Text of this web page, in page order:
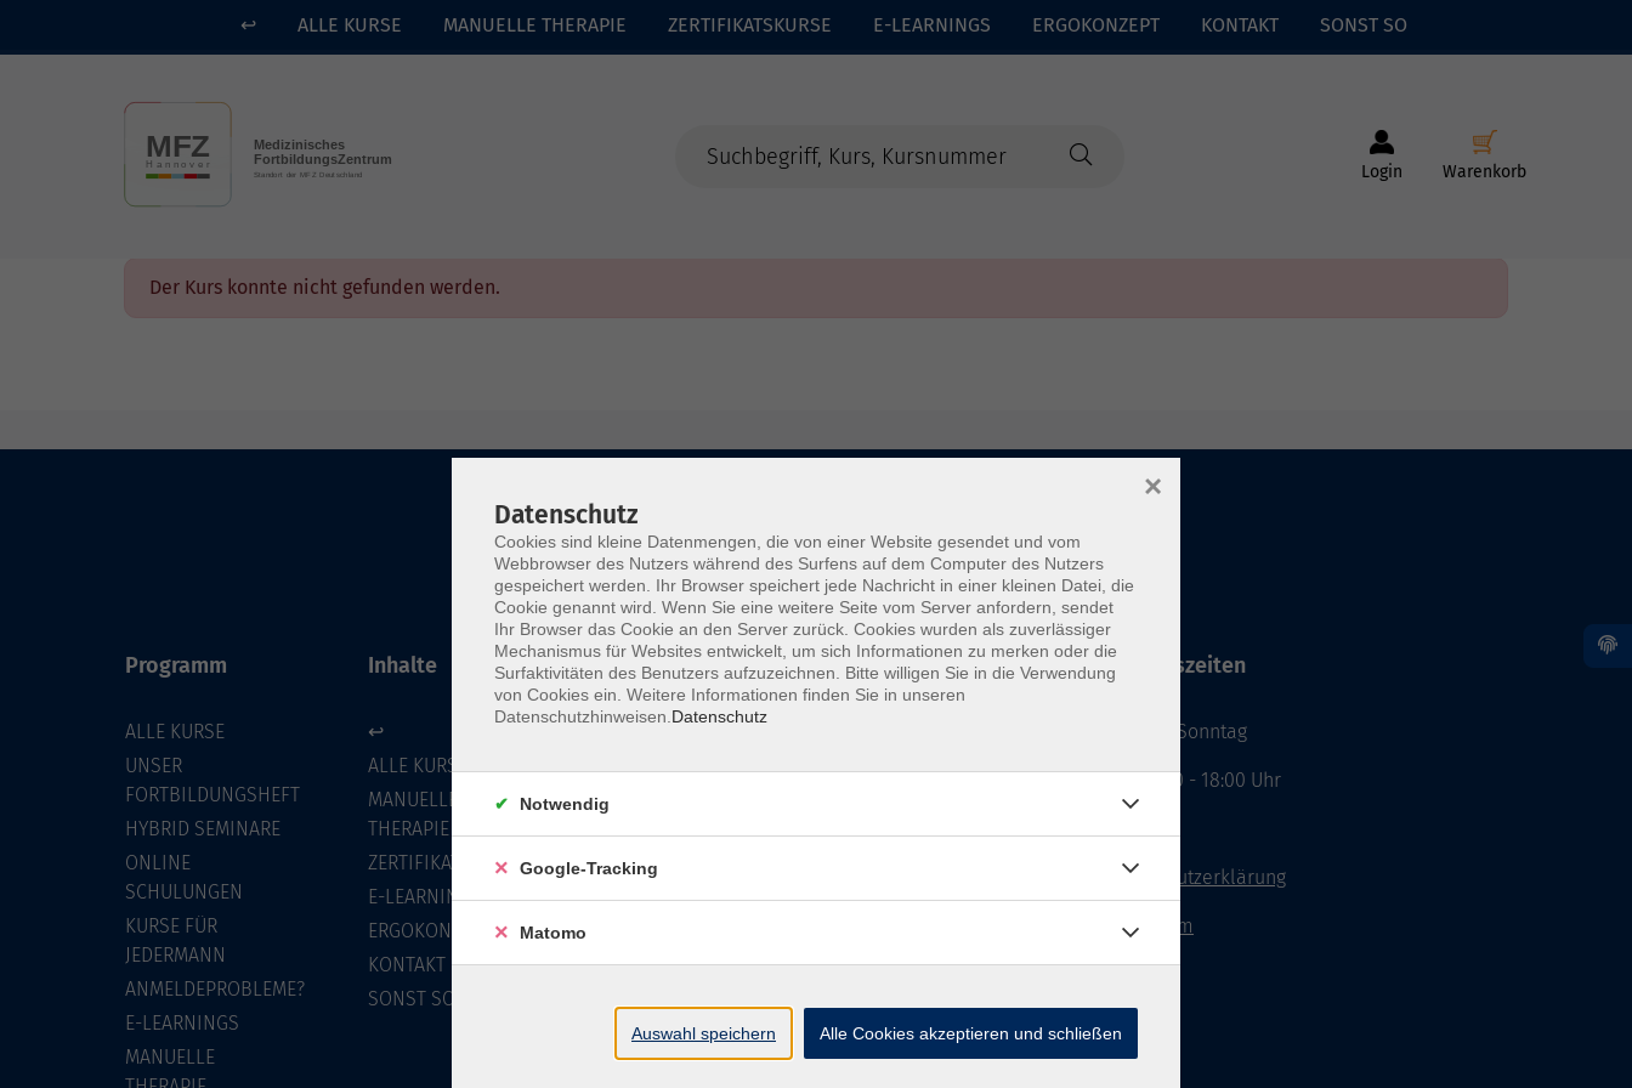
Skip to main content
↩ ALLE KURSE MANUELLE THERAPIE ZERTIFIKATSKURSE E-LEARNINGS ERGOKONZEPT KONTAKT SONST SO
Login Warenkorb
Der Kurs konnte nicht gefunden werden.
Programm
ALLE KURSE
UNSER
FORTBILDUNGSHEFT
HYBRID SEMINARE
ONLINE
SCHULUNGEN
KURSE FÜR
JEDERMANN
ANMELDEPROBLEME?
E-LEARNINGS
MANUELLE
Inhalte
↩
ALLE KURSE
MANUELLE
THERAPIE
ZERTIFIKATSKURSE
E-LEARNINGS
ERGOKONZEPT
KONTAKT
SONST SO
MFZ HANNOVER GMBH & CO KG
📞Telefon: +49 511 844 14 18
Öffnungszeiten
Montag - Sonntag
von: 08:00 - 18:00 Uhr
Datenschutzerklärung
Impressum
Widerruf
Datenschutz
Cookies sind kleine Datenmengen, die von einer Website gesendet und vom
Webbrowser des Nutzers während des Surfens auf dem Computer des Nutzers
gespeichert werden. Ihr Browser speichert jede Nachricht in einer kleinen Datei, die
Cookie genannt wird. Wenn Sie eine weitere Seite vom Server anfordern, sendet
Ihr Browser das Cookie an den Server zurück. Cookies wurden als zuverlässiger
Mechanismus für Websites entwickelt, um sich Informationen zu merken oder die
Surfaktivitäten des Benutzers aufzuzeichnen. Bitte willigen Sie in die Verwendung
von Cookies ein. Weitere Informationen finden Sie in unseren
Datenschutzhinweisen. Datenschutz
×
Notwendig
Google-Tracking
Matomo
Auswahl speichern Alle Cookies akzeptieren und schließen